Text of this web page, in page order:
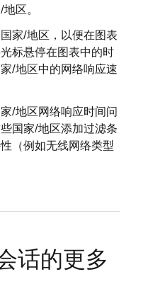
区。
家/地区，以便在图表
标悬停在图表中的时
/地区中的网络响应速
/地区网络响应时间问
国家/地区添加过滤条
（例如无线网络类型
话的更多